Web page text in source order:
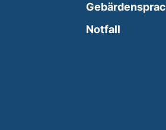
opens in a new window)
Notfall